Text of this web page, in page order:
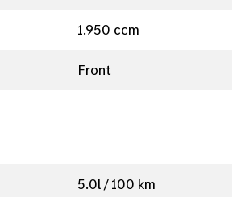
1.950 ccm
Front
5.0l / 100 km